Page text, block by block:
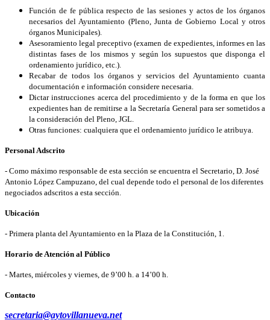
Función de fe pública respecto de las sesiones y actos de los órganos
necesarios del Ayuntamiento (Pleno, Junta de Gobierno Local y otros
órganos Municipales).
Asesoramiento legal preceptivo (examen de expedientes, informes en las
distintas fases de los mismos y según los supuestos que disponga el
ordenamiento jurídico, etc.).
Recabar de todos los órganos y servicios del Ayuntamiento cuanta
documentación e información considere necesaria.
Dictar instrucciones acerca del procedimiento y de la forma en que los
expedientes han de remitirse a la Secretaría General para ser sometidos a
la consideración del Pleno, JGL.
Otras funciones: cualquiera que el ordenamiento jurídico le atribuya.
Personal Adscrito
- Como máximo responsable de esta sección se encuentra el Secretario, D. José
Antonio López Campuzano, del cual depende todo el personal de los diferentes
negociados adscritos a esta sección.
Ubicación
- Primera planta del Ayuntamiento en la Plaza de la Constitución, 1.
Horario de Atención al Público
- Martes, miércoles y viernes, de 9’00 h. a 14’00 h.
Contacto
secretaria@aytovillanueva.net